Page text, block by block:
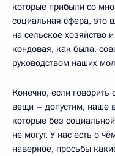
которые прибыли со
социальная сфера, это
на сельское хозяйство
кондовая, как была,
руководством наших
Конечно, если говорить
вещи – допустим, наше
которые без
не могут. У нас есть о
наверное, просьбы